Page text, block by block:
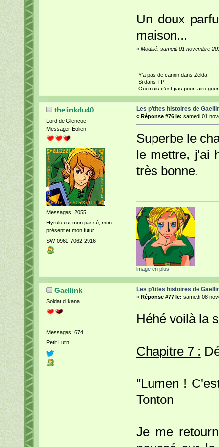
Un doux
maison...
« Modifié: samedi 01 novembre
-Y'a pas de canon dans Zelda
-Si dans TP
-Oui mais c'est pas pour faire
thelinkdu40
Lord de Glencoe
Messager Éolien
Messages: 2055
Hyrule est mon passé, mon
présent et mon futur
SW-0961-7062-2916
Les p'tites histoires de
« Réponse #76 le: samedi 01
Superbe le
le mettre, j'ai
très bonne.
image en plus
Gaellink
Soldat d'Ikana
Messages: 674
Petit Lutin
Les p'tites histoires de
« Réponse #77 le: samedi 08
Héhé voilà la
Chapitre 7 :
"Lumen !
Tonton
Je me